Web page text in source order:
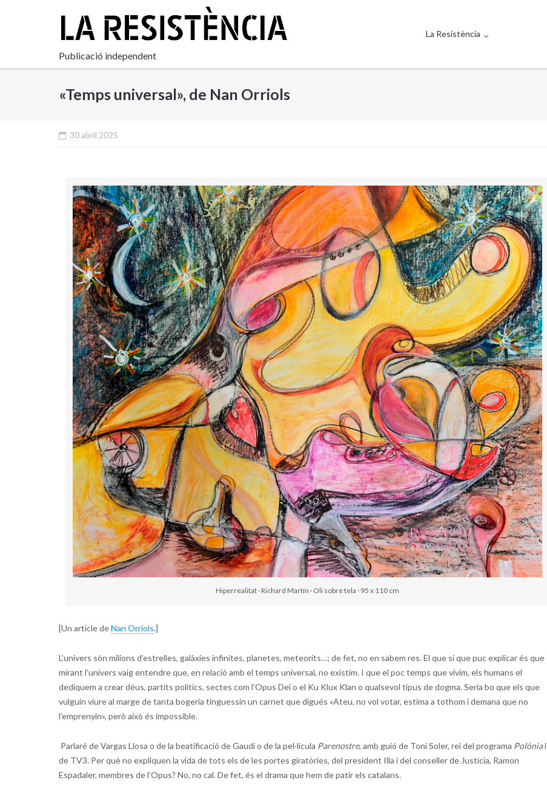
Publicació independent
La Resistència
«Temps universal», de Nan Orriols
30 abril 2025
Hiperrealitat · Richard Martín · Oli sobre tela · 95 x 110 cm
[Un article deNan Orriols.]
L’univers són milions d’estrelles, galàxies infinites, planetes, meteorits…; de fet, no en sabem res. El que sí que puc explicar és que
mirant l’univers vaig entendre que, en relació amb el temps universal, no existim. I que el poc temps que vivim, els humans el
dediquem a crear déus, partits polítics, sectes com l’Opus Dei o el Ku Klux Klan o qualsevol tipus de dogma. Seria bo que els que
vulguin viure al marge de tanta bogeria tinguessin un carnet que digués «Ateu, no vol votar, estima a tothom i demana que no
l’emprenyin», però això és impossible.
Parlaré de Vargas Llosa o de la beatificació de Gaudí o de la pel·lícula Parenostre, amb guió de Toni Soler, rei del programa Polòniai
de TV3. Per què no expliquen la vida de tots els de les portes giratòries, del president Illa i del conseller de Justícia, Ramon
Espadaler, membres de l’Opus? No, no cal. De fet, és el drama que hem de patir els catalans.